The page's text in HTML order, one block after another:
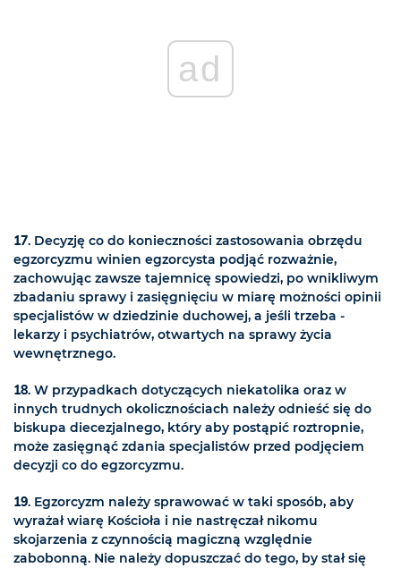
ad
17. Decyzję co do konieczności zastosowania obrzędu
egzorcyzmu winien egzorcysta podjąć rozważnie,
zachowując zawsze tajemnicę spowiedzi, po wnikliwym
zbadaniu sprawy i zasięgnięciu w miarę możności opinii
specjalistów w dziedzinie duchowej, a jeśli trzeba -
lekarzy i psychiatrów, otwartych na sprawy życia
wewnętrznego.
18. W przypadkach dotyczących niekatolika oraz w
innych trudnych okolicznościach należy odnieść się do
biskupa diecezjalnego, który aby postąpić roztropnie,
może zasięgnąć zdania specjalistów przed podjęciem
decyzji co do egzorcyzmu.
19. Egzorcyzm należy sprawować w taki sposób, aby
wyrażał wiarę Kościoła i nie nastręczał nikomu
skojarzenia z czynnością magiczną względnie
zabobonną. Nie należy dopuszczać do tego, by stał się